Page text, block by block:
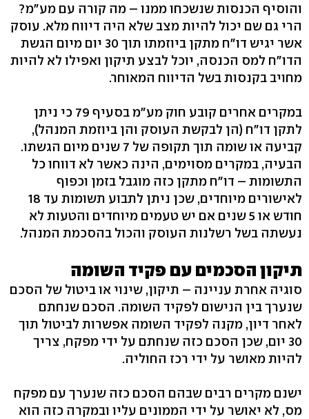
והוסיף הכנסות שנשכחו ממנו – מה קורה עם מע"מ?
הרי גם שם יכול להיות מצב שלא היה דיווח מלא. עוסק
אשר יגיש דו"ח מתקן ביוזמתו תוך 30 יום מיום הגשת
הדו"ח למס הכנסה, יוכל לבצע תיקון ואפילו לא להיות
מחויב בקנסות בשל הדיווח המאוחר.
במקרים אחרים קובע חוק מע"מ בסעיף 79 כי ניתן
לתקן דו"ח (הן לבקשת העוסק והן ביוזמת המנהל),
קביעה או שומה תוך תקופה של 7 שנים מיום הגשתו.
הבעיה, במקרים מסוימים, הינה כאשר לא דווחו כל
התשומות – דו"ח מתקן כזה מוגבל בזמן וכפוף
לאישורים מיוחדים, שכן ניתן לתבוע תשומות עד 18
חודש או 5 שנים אם יש טעמים מיוחדים והטעות לא
נעשתה בשל רשלנות העוסק והכול בהסכמת המנהל.
תיקון הסכמים עם פקיד השומה
סוגיה אחרת עניינה – תיקון, שינוי או ביטול של הסכם
שנערך בין הנישום לפקיד השומה. הסכם שנחתם
לאחר דיון, מקנה לפקיד השומה אפשרות לביטול תוך
30 יום, שכן הסכם כזה שנחתם על ידי מפקח, צריך
להיות מאושר על ידי רכז החוליה.
ישנם מקרים רבים שבהם הסכם כזה שנערך עם מפקח
מס, לא יאושר על ידי הממונים עליו ובמקרה כזה הוא